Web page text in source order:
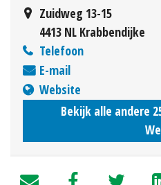
Zuidweg 13-15
4413 NL Krabbendijke
Telefoon
E-mail
Website
Bekijk alle andere